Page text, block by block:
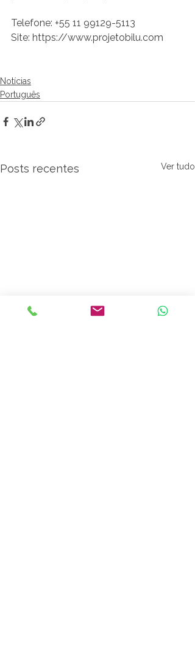
Telefone: +55 11 99129-5113
Site: https://www.projetobilu.com
Notícias
Português
Posts recentes Ver tudo